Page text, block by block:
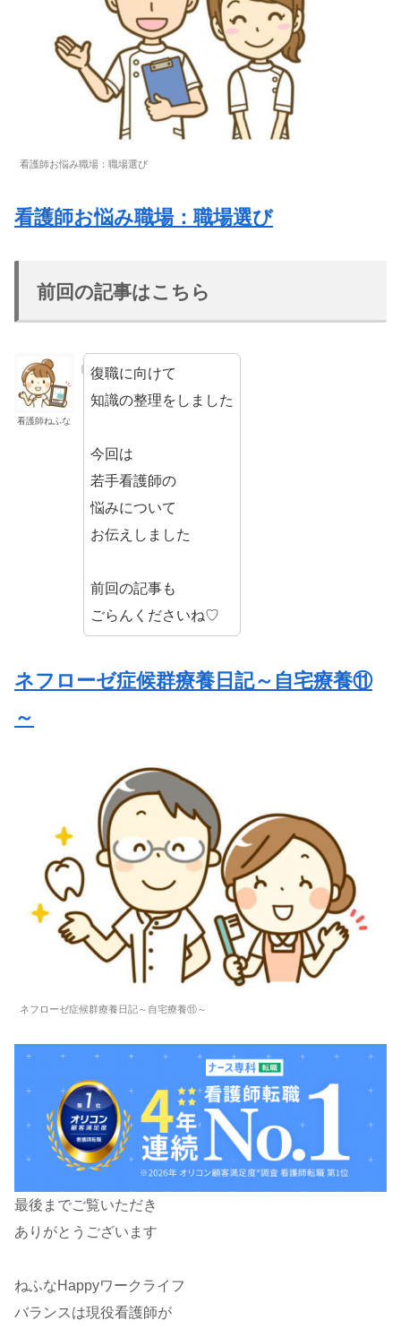
看護師お悩み職場：職場選び
看護師お悩み職場：職場選び
前回の記事はこちら
看護師ねふな
復職に向けて
知識の整理をしました
今回は
若手看護師の
悩みについて
お伝えしました
前回の記事も
ごらんくださいね♡
ネフローゼ症候群療養日記～自宅療養⑪
～
ネフローゼ症候群療養日記～自宅療養⑪～
最後までご覧いただき
ありがとうございます
ねふなHappyワークライフ
バランスは現役看護師が